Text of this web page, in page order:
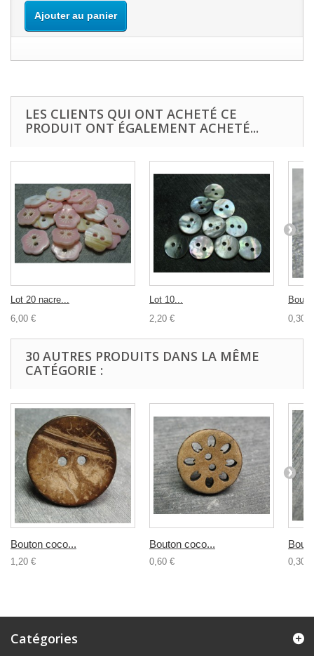
Ajouter au panier
LES CLIENTS QUI ONT ACHETÉ CE
PRODUIT ONT ÉGALEMENT ACHETÉ...
Lot 20 nacre...
6,00 €
Lot 10...
2,20 €
0,30 €
30 AUTRES PRODUITS DANS LA MÊME
CATÉGORIE :
Bouton coco...
1,20 €
Bouton coco...
0,60 € 0,30 €
Catégories